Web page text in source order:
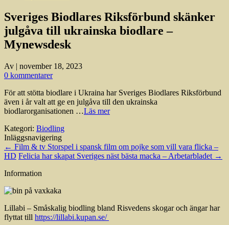
Sveriges Biodlares Riksförbund skänker
julgåva till ukrainska biodlare –
Mynewsdesk
Av | november 18, 2023
0 kommentarer
För att stötta biodlare i Ukraina har Sveriges Biodlares Riksförbund
även i år valt att ge en julgåva till den ukrainska
biodlarorganisationen …Läs mer
Kategori: Biodling
Inläggsnavigering
← Film & tv Storspel i spansk film om pojke som vill vara flicka –
HD Felicia har skapat Sveriges näst bästa macka – Arbetarbladet →
Information
Lillabi – Småskalig biodling bland Risvedens skogar och ängar har
flyttat till https://lillabi.kupan.se/